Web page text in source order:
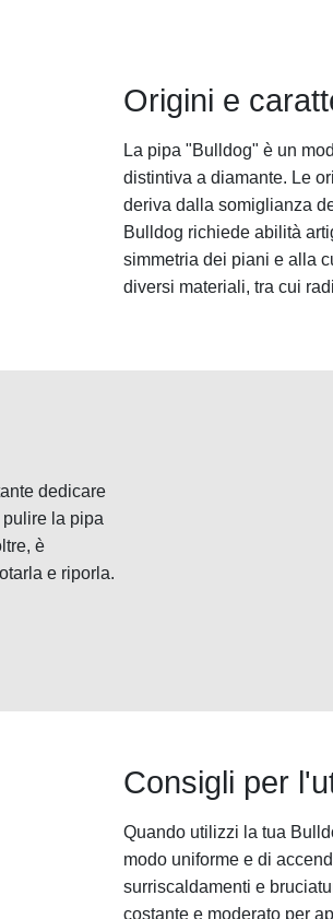
Origini e
La pipa "Bulldog" è un
distintiva a diamante. Le
deriva dalla somiglianza
Bulldog richiede abilità
simmetria dei piani e alla
diversi materiali, tra cui
dedicare
la pipa
è
e riporla.
Consigli per
Quando utilizzi la tua
modo uniforme e di
surriscaldamenti e
costante e moderato per